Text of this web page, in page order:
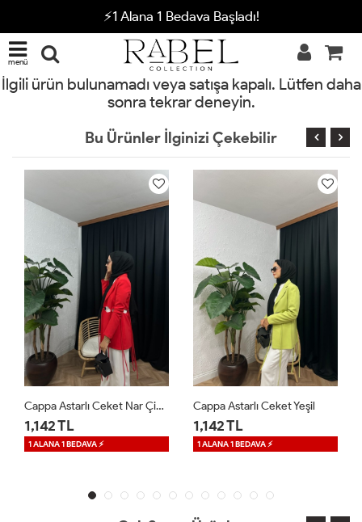
⚡1 Alana 1 Bedava Başladı!
menü
İlgili ürün bulunamadı veya satışa kapalı. Lütfen daha
sonra tekrar deneyin.
Bu Ürünler İlginizi Çekebilir
Cappa Astarlı Ceket Yeşil
1,142 TL
1 ALANA 1 BEDAVA ⚡
Velle Düğmeli Ceket Beyaz
1,599 TL